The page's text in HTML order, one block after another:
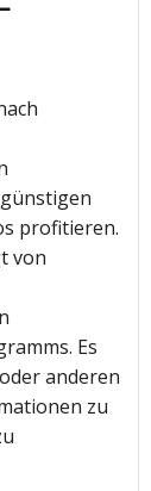
profitieren.
von
Es
anderen
zu